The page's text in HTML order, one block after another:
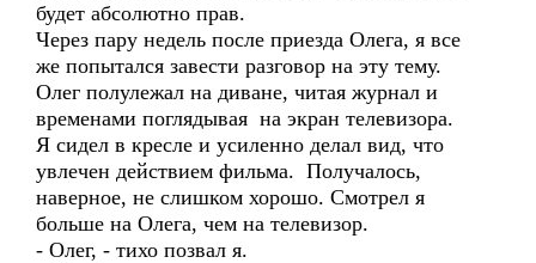
будет абсолютно прав.
Через пару недель после приезда Олега, я все
же попытался завести разговор на эту тему.
Олег полулежал на диване, читая журнал и
временами поглядывая на экран телевизора.
Я сидел в кресле и усиленно делал вид, что
увлечен действием фильма. Получалось,
наверное, не слишком хорошо. Смотрел я
больше на Олега, чем на телевизор.
- Олег, - тихо позвал я.